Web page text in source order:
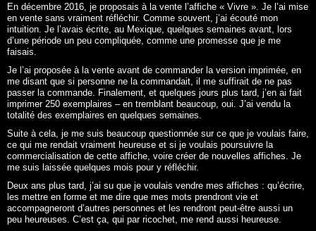
En décembre 2016, je proposais à la vente l’affiche « Vivre ». Je l’ai mise
en vente sans vraiment réfléchir. Comme souvent, j’ai écouté mon
intuition. Je l’avais écrite, au Mexique, quelques semaines avant, lors
d’une période un peu compliquée, comme une promesse que je me
faisais.
Je l’ai proposée à la vente avant de commander la version imprimée, en
me disant que si personne ne la commandait, il me suffirait de ne pas
passer la commande. Finalement, et quelques jours plus tard, j’en ai fait
imprimer 250 exemplaires – en tremblant beaucoup, oui. J’ai vendu la
totalité des exemplaires en quelques semaines.
Suite à cela, je me suis beaucoup questionnée sur ce que je voulais faire,
ce qui me rendait vraiment heureuse et si je voulais poursuivre la
commercialisation de cette affiche, voire créer de nouvelles affiches. Je
me suis laissée quelques mois pour y réfléchir.
Deux ans plus tard, j’ai su que je voulais vendre mes affiches : qu’écrire,
les mettre en forme et me dire que mes mots prendront vie et
accompagneront d’autres personnes et les rendront peut-être aussi un
peu heureuses. C’est ça, qui par ricochet, me rend aussi heureuse.